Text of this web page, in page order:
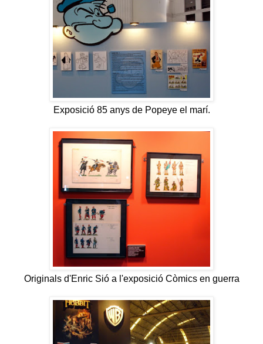
Exposició 85 anys de Popeye el marí.
Originals d'Enric Sió a l'exposició Còmics en guerra